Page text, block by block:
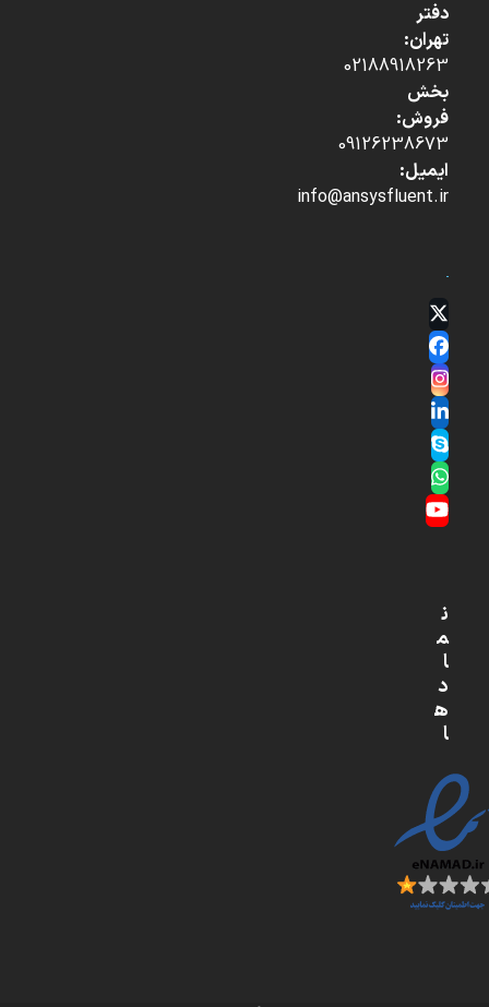
دفتر
تهران:
02188918263
بخش
فروش:
09126238673
ایمیل:
info@ansysfluent.ir
Twitter
(deprecated)
Facebook
Instagram
LinkedIn
Skype
Whatsapp
YouTube
ن
م
ا
د
ه
ا